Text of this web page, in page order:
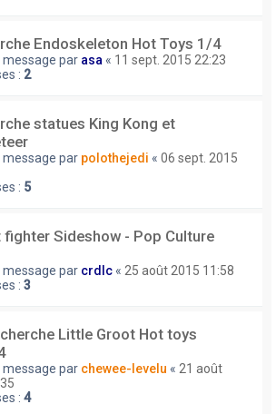
Endoskeleton Hot Toys 1/4
message par asa « 11 sept. 2015 22:23
: 2
statues King Kong et
message par polothejedi « 06 sept. 2015
: 5
fighter Sideshow - Pop Culture
message par crdlc « 25 août 2015 11:58
: 3
Little Groot Hot toys
message par chewee-levelu « 21 août
: 4